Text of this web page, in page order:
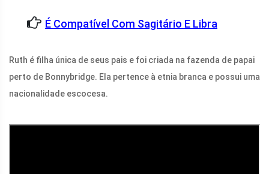
É Compatível Com Sagitário E Libra
Ruth é filha única de seus pais e foi criada na fazenda de papai
perto de Bonnybridge. Ela pertence à etnia branca e possui uma
nacionalidade escocesa.